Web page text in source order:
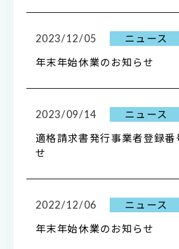
2023/12/05 ニュース
年末年始休業のお知らせ
2023/09/14 ニュース
適格請求書発行事業者登録番
せ
2022/12/06 ニュース
年末年始休業のお知らせ